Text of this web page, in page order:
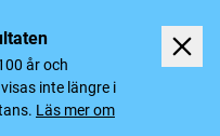
år och
inte längre i
Läs mer om